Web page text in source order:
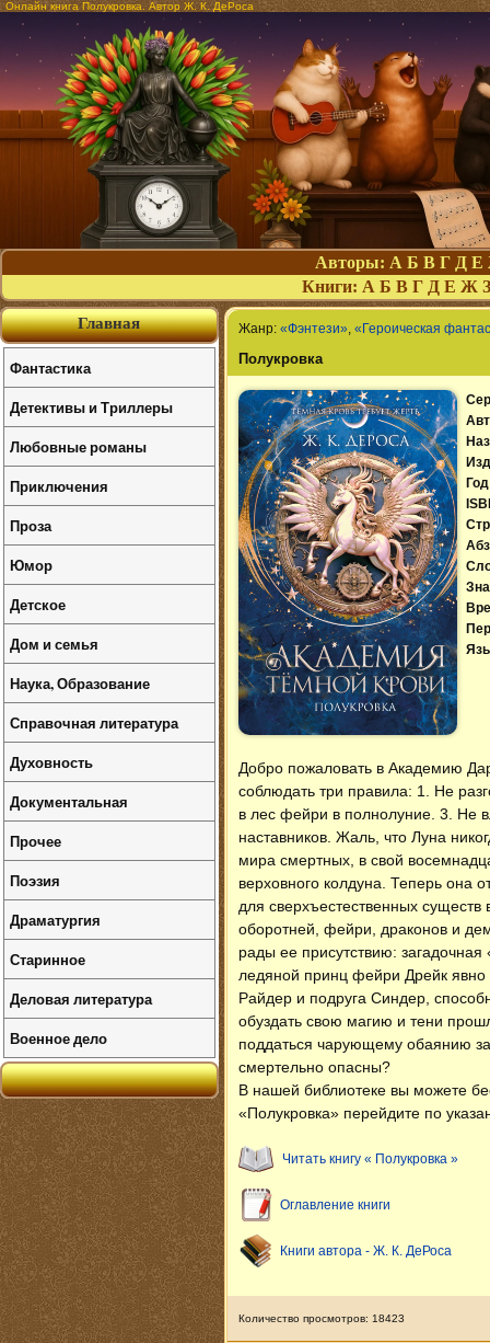
Онлайн книга Полукровка. Автор Ж. К. ДеРоса
Авторы: А Б В Г Д Е
Книги: А Б В Г Д Е Ж З
Жанр: «Фэнтези», «Героическая
Полукровка
Добро пожаловать в Академию
соблюдать три правила: 1. Не
в лес фейри в полнолуние. 3. Не
наставников. Жаль, что Луна
мира смертных, в свой
верховного колдуна. Теперь она
для сверхъестественных
оборотней, фейри, драконов и
рады ее присутствию:
ледяной принц фейри Дрейк
Райдер и подруга Синдер,
обуздать свою магию и тени
поддаться чарующему обаянию
смертельно опасны?
В нашей библиотеке вы можете
«Полукровка» перейдите по
Читать книгу « Полукровка »
Оглавление книги
Книги автора - Ж. К. ДеРоса
Количество просмотров: 18423
Главная
Фантастика
Детективы и Триллеры
Любовные романы
Приключения
Проза
Юмор
Детское
Дом и семья
Наука, Образование
Справочная литература
Духовность
Документальная
Прочее
Поэзия
Драматургия
Старинное
Деловая литература
Военное дело